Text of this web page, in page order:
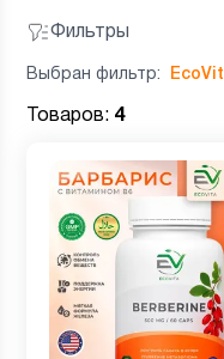
Фильтры
Выбран фильтр:
Товаров: 4